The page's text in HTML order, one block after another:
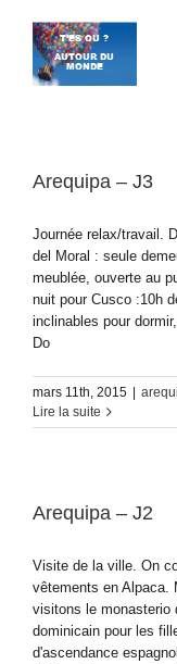
contenu
Arequipa – J3
Journée relax/travail.
del Moral : seule
meublée, ouverte au
nuit pour Cusco :10h
inclinables pour
Do
mars 11th, 2015
Lire la suite
Arequipa – J2
Visite de la ville. On
vêtements en Alpaca.
visitons le monasterio
dominicain pour les
d'ascendance